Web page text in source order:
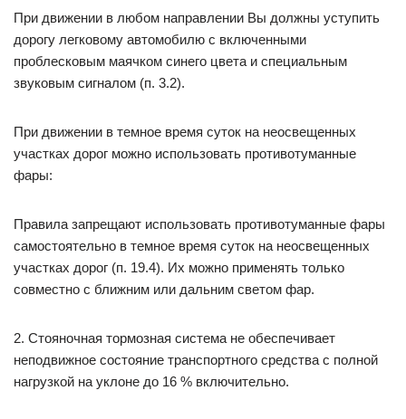
При движении в любом направлении Вы должны уступить
дорогу легковому автомобилю с включенными
проблесковым маячком синего цвета и специальным
звуковым сигналом (п. 3.2).
При движении в темное время суток на неосвещенных
участках дорог можно использовать противотуманные
фары:
Правила запрещают использовать противотуманные фары
самостоятельно в темное время суток на неосвещенных
участках дорог (п. 19.4). Их можно применять только
совместно с ближним или дальним светом фар.
2. Стояночная тормозная система не обеспечивает
неподвижное состояние транспортного средства с полной
нагрузкой на уклоне до 16 % включительно.